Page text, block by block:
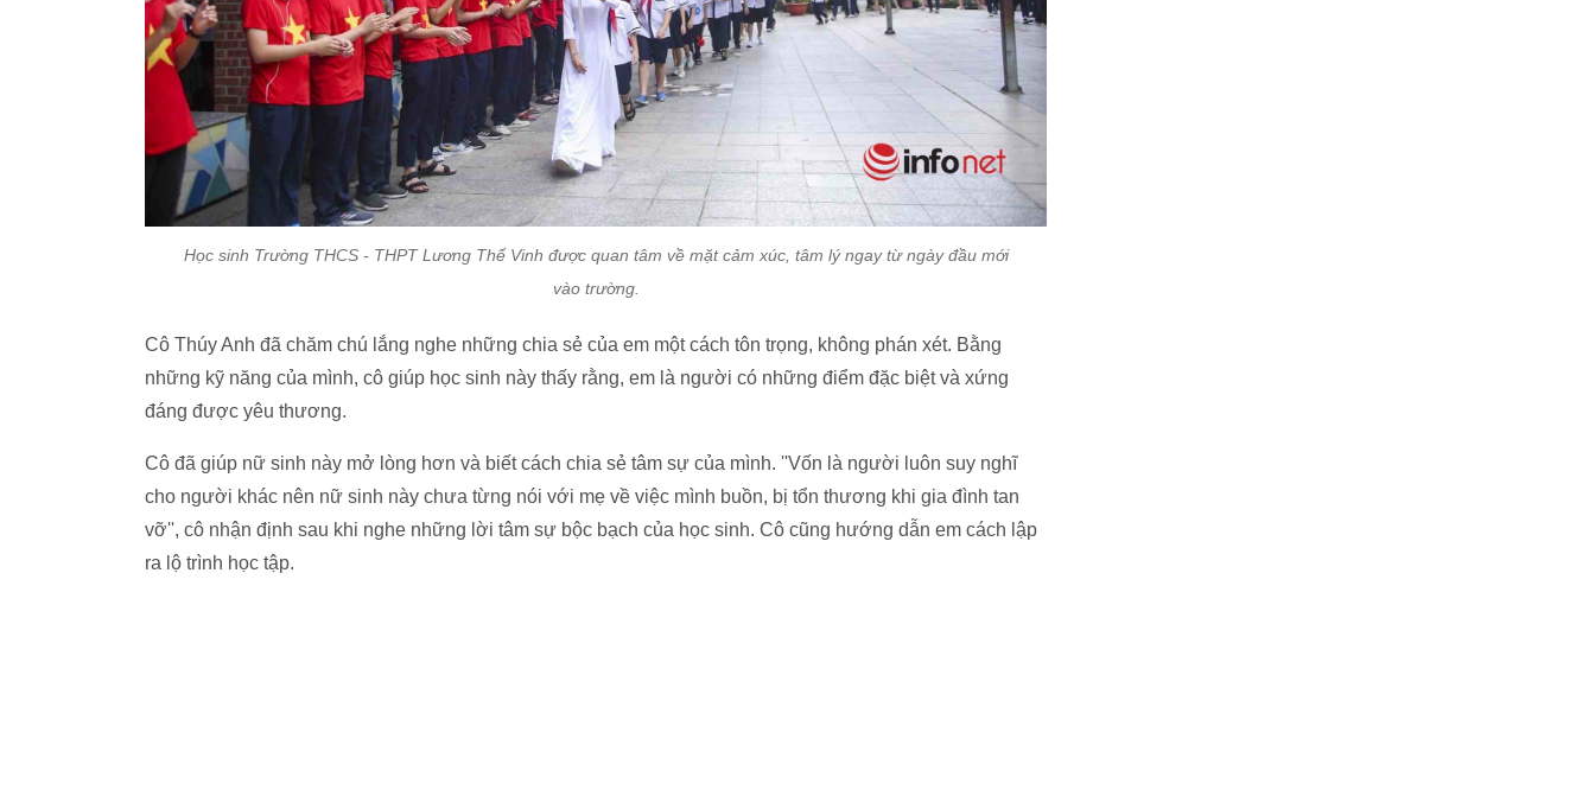
Học sinh Trường THCS - THPT Lương Thế Vinh được quan tâm về mặt cảm xúc, tâm lý ngay từ ngày đầu mới
vào trường.
Cô Thúy Anh đã chăm chú lắng nghe những chia sẻ của em một cách tôn trọng, không phán xét. Bằng
những kỹ năng của mình, cô giúp học sinh này thấy rằng, em là người có những điểm đặc biệt và xứng
đáng được yêu thương.
Cô đã giúp nữ sinh này mở lòng hơn và biết cách chia sẻ tâm sự của mình. ''Vốn là người luôn suy nghĩ
cho người khác nên nữ sinh này chưa từng nói với mẹ về việc mình buồn, bị tổn thương khi gia đình tan
vỡ'', cô nhận định sau khi nghe những lời tâm sự bộc bạch của học sinh. Cô cũng hướng dẫn em cách lập
ra lộ trình học tập.